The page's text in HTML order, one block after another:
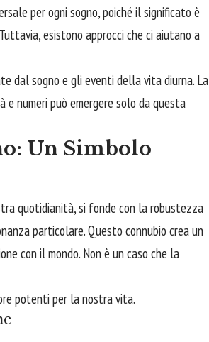
per ogni sogno, poiché il significato è
esistono approcci che ci aiutano a
dal sogno e gli eventi della vita diurna. La
e numeri può emergere solo da questa
Un Simbolo
quotidianità, si fonde con la robustezza
particolare. Questo connubio crea un
con il mondo. Non è un caso che la
potenti per la nostra vita.